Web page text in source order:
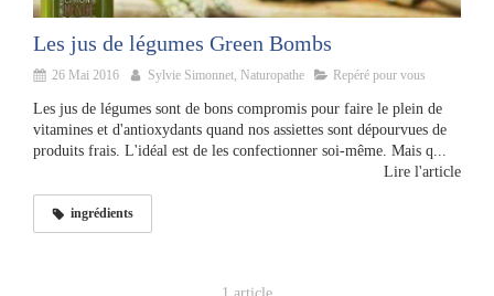
Les jus de légumes Green Bombs
26 Mai 2016 Sylvie Simonnet, Naturopathe Repéré pour vous
Les jus de légumes sont de bons compromis pour faire le plein de
vitamines et d'antioxydants quand nos assiettes sont dépourvues de
produits frais. L'idéal est de les confectionner soi-même. Mais q...
Lire l'article
ingrédients